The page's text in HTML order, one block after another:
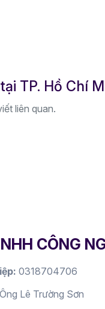
TP. Hồ Chí
liên quan.
CÔNG
0318704706
Ông Lê Trường Sơn